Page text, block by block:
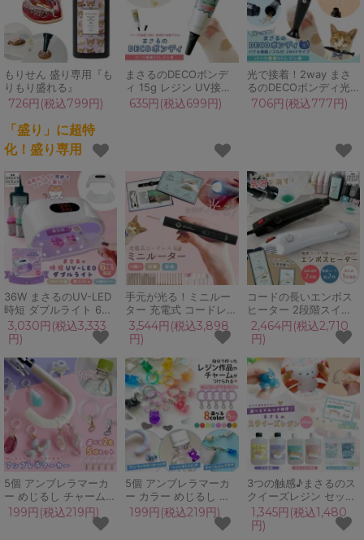
もりせん 盛り専用『も
りもり盛れる』
726円(税込799円)
「盛り」に超特
化！盛り専用
まさるのDECOボンデ
ィ 15g レジン UV接着
剤 UV硬化 UVライト
ボンドゥ 紫外線 速乾
セサリー 手芸 クラフト
635円(税込699円)
光で接着！2way まさ
るのDECOボンディ光
10g レジン 極細ノズル
刷毛 UV接着剤 UV硬化
透明 LED クラフト
706円(税込777円)
36W まさるのUV-LED
時短 ダブルライト 6ヶ
月保証 レジンランプ 電
源コード式 タイマー
UVレジン UVライト
2way仕様 レジンライ
ト GreenOcean
3,030円(税込3,333
円)
手元が光る！ミニルー
ター 充電式 コードレス
ライト付き 穴開け バリ
取り 研磨 彫刻 替ビッ
ト 35本 セット コンパ
クト 小型 電動 ピンバ
イス ドリル やすり 砥
石 道具 クラフト 便利
3,544円(税込3,898
円)
コードの長いエンボス
ヒーター 2段階スイッ
チ付き (1年保証) 消泡
気泡消し 気泡飛ばし 強
弱設定 レジンヒーター
UVレジン液
2,464円(税込2,710
円)
5個 アンブレラマーカ
ー めじるし チャーム
めじるし アクセサリー
パーツ カニカン付き 目
199円(税込219円)
5個 アンブレラマーカ
ー カラー めじるし チ
ャーム めじるし アクセ
サリー カラフル 推し活
199円(税込219円)
3つの触感♪まさるのス
クイーズレジン セット
グミ わらびもち こんに
ゃくゼリー ぷにぷに も
ちもち 透明 原液 手芸
1,345円(税込1,480
円)